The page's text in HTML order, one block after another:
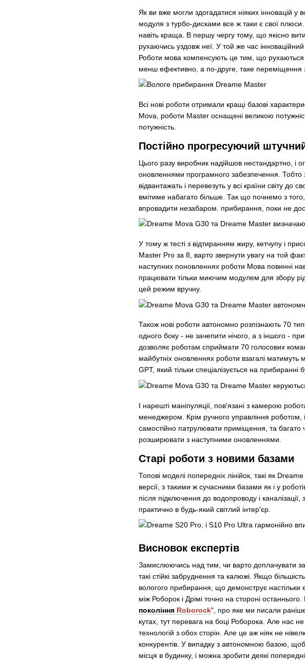
Як ви вже могли здогадатися ніяких інновацій
модуля з турбо-дисками все ж таки є свої
навіть краща. В першу чергу тому, що якісно
рухаючись уздовж неї. У той же час
Роботи мова компенсують це тим, що рухаються
менш ефективно, а по-друге, таке переміщення
Всі нові роботи отримали кращі базові
Mova, роботи Master оснащені великою
потужність.
Постійно прогресуючий
Цього разу виробник надійшов нестандартно, і
оновленнями програмного забезпечення. Тобто
відвантажать і перевезуть у всі країни світу до
вмітиме набагато більше. Так що почнемо з
впровадити незабаром. прибирання, поки не
У тому ж тесті з відтиранням жиру, кетчупу і
Master Pro за 8, варто звернути увагу на той
наступних поновленнях роботи Мова повинні
працювати тільки миючим модулем для збору
цей режим вручну.
Також нові роботи автономно розпізнають 70
одного боку - не зачепити нічого, а з іншого -
дозволяє роботам сприймати 70 голосових
майбутніх оновленнях роботи взагалі матимуть
GPT, який тільки спеціалізується на прибиранні
І нарешті маніпуляції, пов'язані з камерою
менеджером. Крім ручного управління роботом,
самостійно патрулювати приміщення, та багато
розширювати з наступними оновленнями.
Старі роботи з новими базами
Топові моделі попередніх лінійок, такі як
версії, з такими ж сучасними базами як і у
після підключення до водопроводу і
практично в будь-який світлий інтер'єр.
Висновок експертів
Замислюючись над тим, чи варто доплачувати
такі стійкі забруднення та калюжі. Якщо
вологого прибирання, що демонструє
між Роборок і Дрімі точно на стороні
покоління Roborock", про яке ми писали
кутах, тут перевага на боці Роборока. Але нас
технологій з обох сторін. Але це аж ніяк не
конкурентів. У випадку з автономною базою,
місця в будинку, і можна зробити деякі